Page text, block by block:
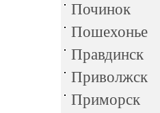
Починок
Пошехонье
Правдинск
Приволжск
Приморск